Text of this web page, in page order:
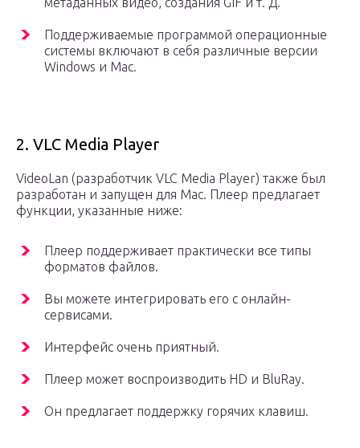
Поддерживаемые программой операционные
системы включают в себя различные версии
Windows и Mac.
2. VLC Media Player
VideoLan (разработчик VLC Media Player) также был
разработан и запущен для Mac. Плеер предлагает
функции, указанные ниже:
Плеер поддерживает практически все типы
форматов файлов.
Вы можете интегрировать его с онлайн-
сервисами.
Интерфейс очень приятный.
Плеер может воспроизводить HD и BluRay.
Он предлагает поддержку горячих клавиш.